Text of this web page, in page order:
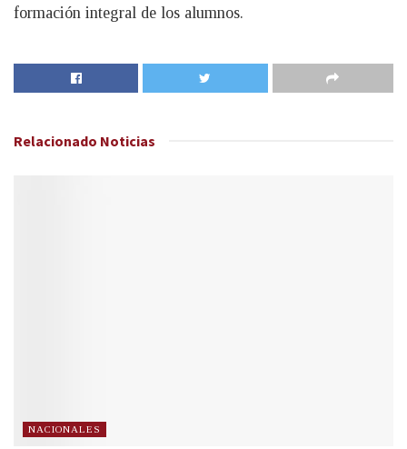
formación integral de los alumnos.
Relacionado Noticias
NACIONALES